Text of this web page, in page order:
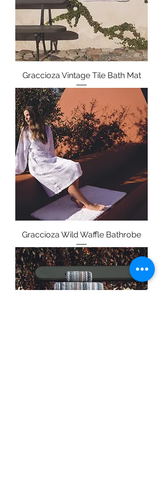
Graccioza Vintage Tile Bath Mat
Graccioza Wild Waffle Bathrobe